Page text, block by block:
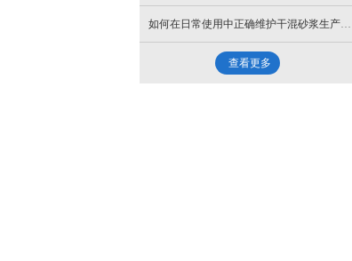
如何在日常使用中正确维护干混砂浆生产线呢?
查看更多